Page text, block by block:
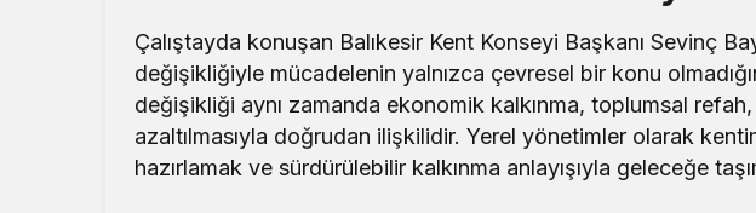
Çalıştayda konuşan Balıkesir Kent Konseyi Başkanı Sevinç
değişikliğiyle mücadelenin yalnızca çevresel bir konu
değişikliği aynı zamanda ekonomik kalkınma, toplumsal
azaltılmasıyla doğrudan ilişkilidir. Yerel yönetimler olarak
hazırlamak ve sürdürülebilir kalkınma anlayışıyla geleceğe